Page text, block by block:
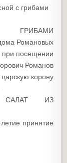
ГРИБАМИ
Романовых
при посещении
Романов
корону
САЛАТ ИЗ
принятие